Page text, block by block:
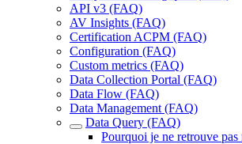
API v3 (FAQ)
AV Insights (FAQ)
Certification ACPM (FAQ)
Configuration (FAQ)
Custom metrics (FAQ)
Data Collection Portal (FAQ)
Data Flow (FAQ)
Data Management (FAQ)
Data Query (FAQ)
Pourquoi je ne retrouve